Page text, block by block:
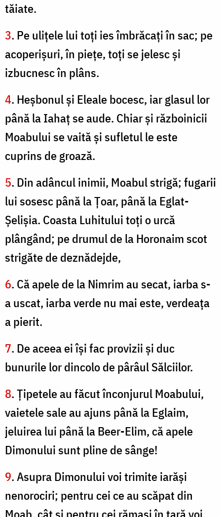
tăiate.
3. Pe uliţele lui toţi ies îmbrăcaţi în sac; pe
acoperişuri, în pieţe, toţi se jelesc şi
izbucnesc în plâns.
4. Heşbonul şi Eleale bocesc, iar glasul lor
până la Iahaţ se aude. Chiar şi războinicii
Moabului se vaită şi sufletul le este
cuprins de groază.
5. Din adâncul inimii, Moabul strigă; fugarii
lui sosesc până la Ţoar, până la Eglat-
Şelişia. Coasta Luhitului toţi o urcă
plângând; pe drumul de la Horonaim scot
strigăte de deznădejde,
6. Că apele de la Nimrim au secat, iarba s-
a uscat, iarba verde nu mai este, verdeaţa
a pierit.
7. De aceea ei îşi fac provizii şi duc
bunurile lor dincolo de pârâul Sălciilor.
8. Ţipetele au făcut înconjurul Moabului,
vaietele sale au ajuns până la Eglaim,
jeluirea lui până la Beer-Elim, că apele
Dimonului sunt pline de sânge!
9. Asupra Dimonului voi trimite iarăşi
nenorociri; pentru cei ce au scăpat din